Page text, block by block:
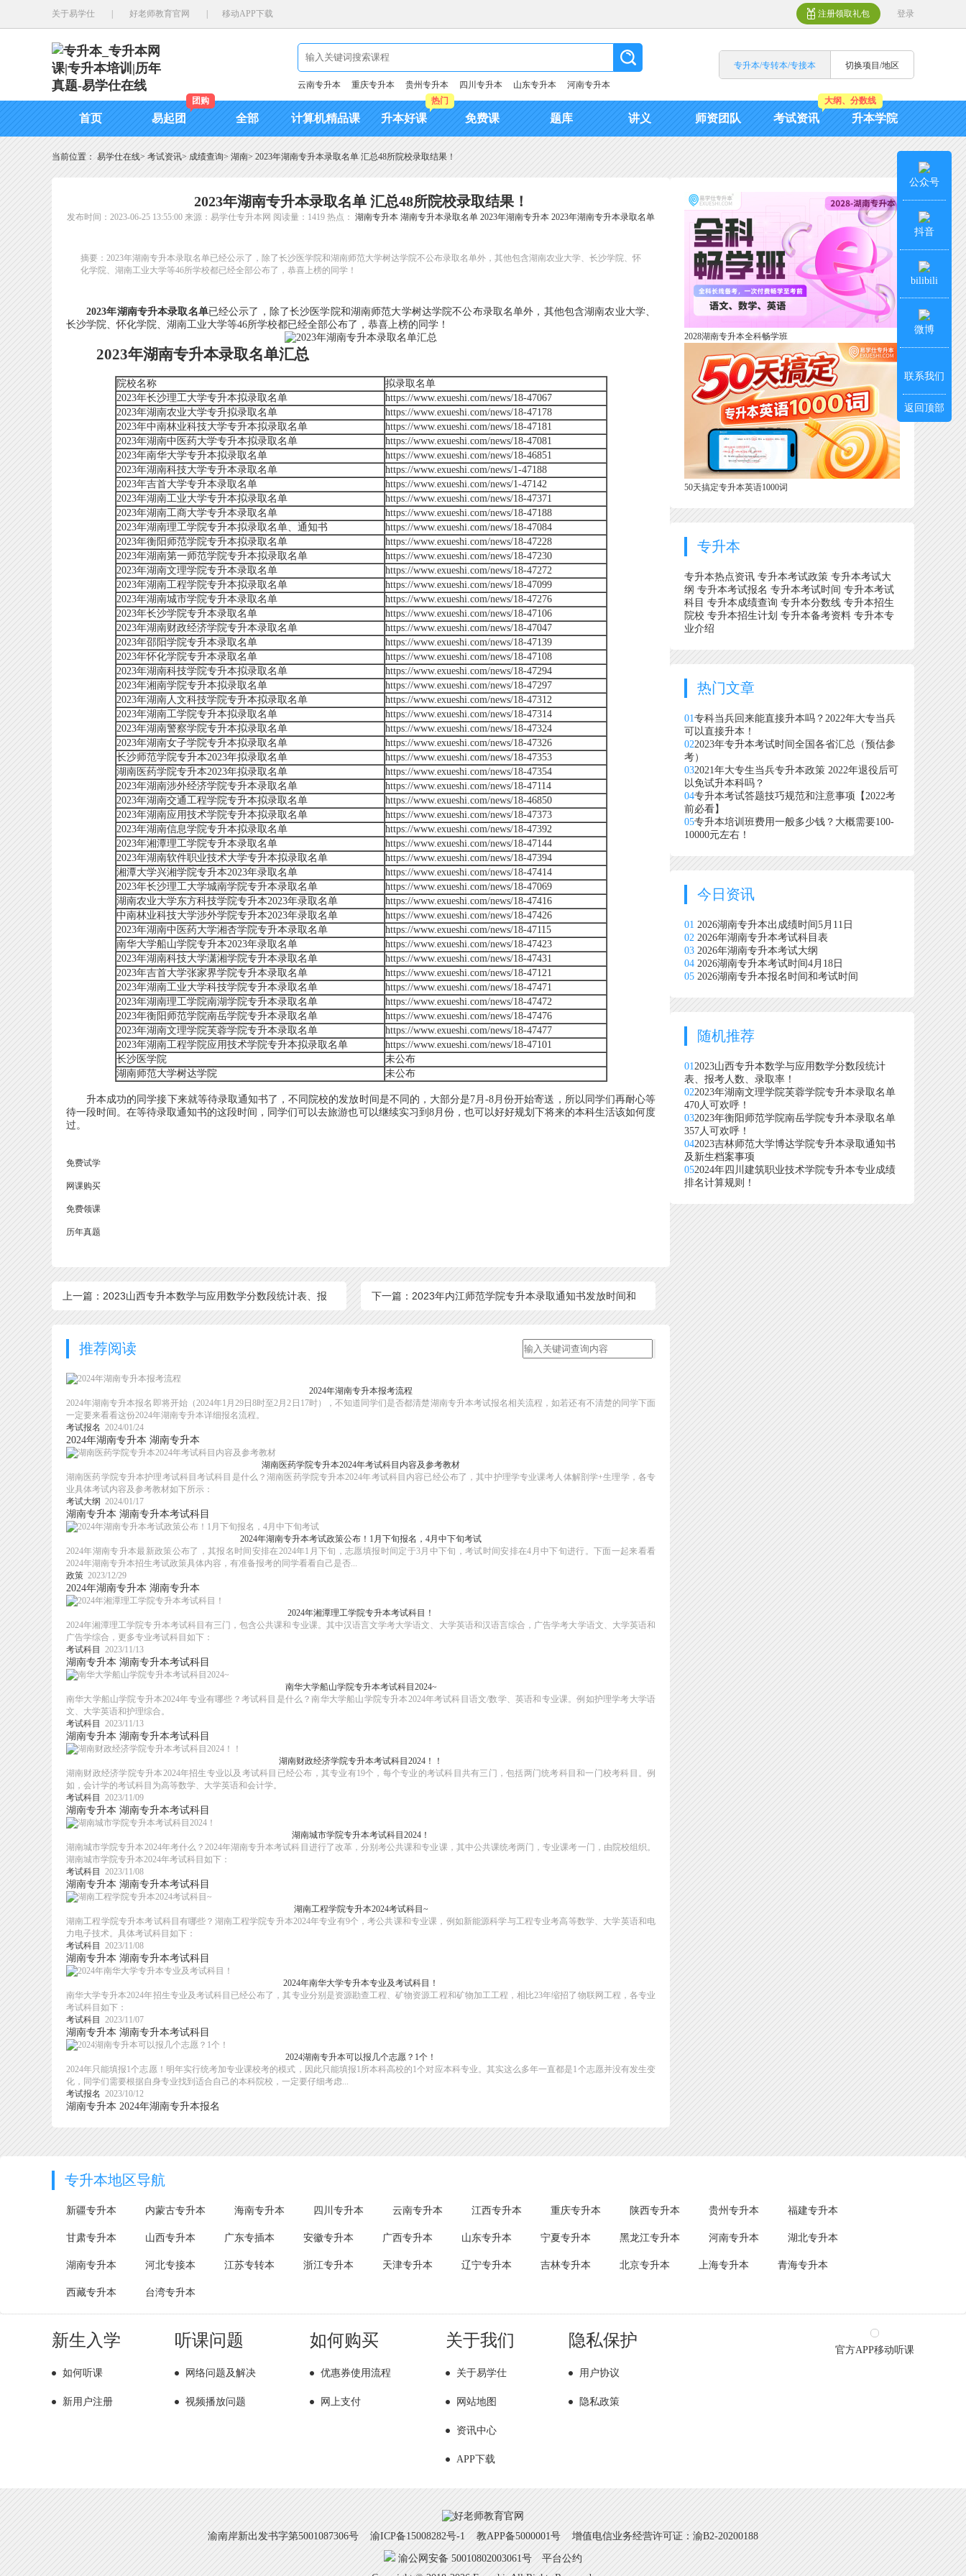
关于易学仕 好老师教育官网 移动APP下载 注册领取礼包 登录
云南专升本 重庆专升本 贵州专升本 四川专升本 山东专升本 河南专升本
专升本/专转本/专接本 切换项目/地区
首页 易起团
团购
全部 计算机精品课 升本好课
热门
免费课 题库 讲义 师资团队 考试资讯
大纲、分数线
升本学院
当前位置： 易学仕在线> 考试资讯> 成绩查询> 湖南> 2023年湖南专升本录取名单 汇总48所院校录取结果！
2023年湖南专升本录取名单 汇总48所院校录取结果！
发布时间：2023-06-25 13:55:00 来源：易学仕专升本网 阅读量：1419 热点： 湖南专升本 湖南专升本录取名单 2023年湖南专升本 2023年湖南专升本录取名单
摘要：2023年湖南专升本录取名单已经公示了，除了长沙医学院和湖南师范大学树达学院不公布录取名单外，其他包含湖南农业大学、长沙学院、怀
化学院、湖南工业大学等46所学校都已经全部公布了，恭喜上榜的同学！
2023年湖南专升本录取名单已经公示了，除了长沙医学院和湖南师范大学树达学院不公布录取名单外，其他包含湖南农业大学、
长沙学院、怀化学院、湖南工业大学等46所学校都已经全部公布了，恭喜上榜的同学！
2023年湖南专升本录取名单汇总
院校名称
拟录取名单
2023年长沙理工大学专升本拟录取名单
https://www.exueshi.com/news/18-47067
2023年湖南农业大学专升拟录取名单
https://www.exueshi.com/news/18-47178
2023年中南林业科技大学专升本拟录取名单
https://www.exueshi.com/news/18-47181
2023年湖南中医药大学专升本拟录取名单
https://www.exueshi.com/news/18-47081
2023年南华大学专升本拟录取名单
https://www.exueshi.com/news/18-46851
2023年湖南科技大学专升本录取名单
https://www.exueshi.com/news/1-47188
2023年吉首大学专升本录取名单
https://www.exueshi.com/news/1-47142
2023年湖南工业大学专升本拟录取名单
https://www.exueshi.com/news/18-47371
2023年湖南工商大学专升本录取名单
https://www.exueshi.com/news/18-47188
2023年湖南理工学院专升本拟录取名单、通知书
https://www.exueshi.com/news/18-47084
2023年衡阳师范学院专升本拟录取名单
https://www.exueshi.com/news/18-47228
2023年湖南第一师范学院专升本拟录取名单
https://www.exueshi.com/news/18-47230
2023年湖南文理学院专升本录取名单
https://www.exueshi.com/news/18-47272
2023年湖南工程学院专升本拟录取名单
https://www.exueshi.com/news/18-47099
2023年湖南城市学院专升本录取名单
https://www.exueshi.com/news/18-47276
2023年长沙学院专升本录取名单
https://www.exueshi.com/news/18-47106
2023年湖南财政经济学院专升本录取名单
https://www.exueshi.com/news/18-47047
2023年邵阳学院专升本录取名单
https://www.exueshi.com/news/18-47139
2023年怀化学院专升本录取名单
https://www.exueshi.com/news/18-47108
2023年湖南科技学院专升本拟录取名单
https://www.exueshi.com/news/18-47294
2023年湘南学院专升本拟录取名单
https://www.exueshi.com/news/18-47297
2023年湖南人文科技学院专升本拟录取名单
https://www.exueshi.com/news/18-47312
2023年湖南工学院专升本拟录取名单
https://www.exueshi.com/news/18-47314
2023年湖南警察学院专升本拟录取名单
https://www.exueshi.com/news/18-47324
2023年湖南女子学院专升本拟录取名单
https://www.exueshi.com/news/18-47326
长沙师范学院专升本2023年拟录取名单
https://www.exueshi.com/news/18-47353
湖南医药学院专升本2023年拟录取名单
https://www.exueshi.com/news/18-47354
2023年湖南涉外经济学院专升本录取名单
https://www.exueshi.com/news/18-47114
2023年湖南交通工程学院专升本拟录取名单
https://www.exueshi.com/news/18-46850
2023年湖南应用技术学院专升本拟录取名单
https://www.exueshi.com/news/18-47373
2023年湖南信息学院专升本拟录取名单
https://www.exueshi.com/news/18-47392
2023年湘潭理工学院专升本录取名单
https://www.exueshi.com/news/18-47144
2023年湖南软件职业技术大学专升本拟录取名单
https://www.exueshi.com/news/18-47394
湘潭大学兴湘学院专升本2023年录取名单
https://www.exueshi.com/news/18-47414
2023年长沙理工大学城南学院专升本录取名单
https://www.exueshi.com/news/18-47069
湖南农业大学东方科技学院专升本2023年录取名单
https://www.exueshi.com/news/18-47416
中南林业科技大学涉外学院专升本2023年录取名单
https://www.exueshi.com/news/18-47426
2023年湖南中医药大学湘杏学院专升本录取名单
https://www.exueshi.com/news/18-47115
南华大学船山学院专升本2023年录取名单
https://www.exueshi.com/news/18-47423
2023年湖南科技大学潇湘学院专升本录取名单
https://www.exueshi.com/news/18-47431
2023年吉首大学张家界学院专升本录取名单
https://www.exueshi.com/news/18-47121
2023年湖南工业大学科技学院专升本录取名单
https://www.exueshi.com/news/18-47471
2023年湖南理工学院南湖学院专升本录取名单
https://www.exueshi.com/news/18-47472
2023年衡阳师范学院南岳学院专升本录取名单
https://www.exueshi.com/news/18-47476
2023年湖南文理学院芙蓉学院专升本录取名单
https://www.exueshi.com/news/18-47477
2023年湖南工程学院应用技术学院专升本拟录取名单
https://www.exueshi.com/news/18-47101
长沙医学院
未公布
湖南师范大学树达学院
未公布
升本成功的同学接下来就等待录取通知书了，不同院校的发放时间是不同的，大部分是7月-8月份开始寄送，所以同学们再耐心等
待一段时间。在等待录取通知书的这段时间，同学们可以去旅游也可以继续实习到8月份，也可以好好规划下将来的本科生活该如何度
过。
免费试学
网课购买
免费领课
历年真题
上一篇：2023山西专升本数学与应用数学分数段统计表、报
考人数、录取率！
下一篇：2023年内江师范学院专升本录取通知书发放时间和
报到时间
推荐阅读
2024年湖南专升本报考流程
2024年湖南专升本报名即将开始（2024年1月29日8时至2月2日17时），不知道同学们是否都清楚湖南专升本考试报名相关流程，如若还有不清楚的同学下面
一定要来看看这份2024年湖南专升本详细报名流程。
考试报名 2024/01/24
2024年湖南专升本 湖南专升本
湖南医药学院专升本2024年考试科目内容及参考教材
湖南医药学院专升本护理考试科目考试科目是什么？湖南医药学院专升本2024年考试科目内容已经公布了，其中护理学专业课考人体解剖学+生理学，各专
业具体考试内容及参考教材如下所示：
考试大纲 2024/01/17
湖南专升本 湖南专升本考试科目
2024年湖南专升本考试政策公布！1月下旬报名，4月中下旬考试
2024年湖南专升本最新政策公布了，其报名时间安排在2024年1月下旬，志愿填报时间定于3月中下旬，考试时间安排在4月中下旬进行。下面一起来看看
2024年湖南专升本招生考试政策具体内容，有准备报考的同学看看自己是否...
政策 2023/12/29
2024年湖南专升本 湖南专升本
2024年湘潭理工学院专升本考试科目！
2024年湘潭理工学院专升本考试科目有三门，包含公共课和专业课。其中汉语言文学考大学语文、大学英语和汉语言综合，广告学考大学语文、大学英语和
广告学综合，更多专业考试科目如下：
考试科目
2023/11/13
湖南专升本 湖南专升本考试科目
南华大学船山学院专升本考试科目2024~
南华大学船山学院专升本2024年专业有哪些？考试科目是什么？南华大学船山学院专升本2024年考试科目语文/数学、英语和专业课。例如护理学考大学语
文、大学英语和护理综合。
考试科目
2023/11/13
湖南专升本 湖南专升本考试科目
湖南财政经济学院专升本考试科目2024！！
湖南财政经济学院专升本2024年招生专业以及考试科目已经公布，其专业有19个，每个专业的考试科目共有三门，包括两门统考科目和一门校考科目。例
如，会计学的考试科目为高等数学、大学英语和会计学。
考试科目
2023/11/09
湖南专升本 湖南专升本考试科目
湖南城市学院专升本考试科目2024！
湖南城市学院专升本2024年考什么？2024年湖南专升本考试科目进行了改革，分别考公共课和专业课，其中公共课统考两门，专业课考一门，由院校组织。
湖南城市学院专升本2024年考试科目如下：
考试科目
2023/11/08
湖南专升本 湖南专升本考试科目
湖南工程学院专升本2024考试科目~
湖南工程学院专升本考试科目有哪些？湖南工程学院专升本2024年专业有9个，考公共课和专业课，例如新能源科学与工程专业考高等数学、大学英语和电
力电子技术。具体考试科目如下：
考试科目
2023/11/08
湖南专升本 湖南专升本考试科目
2024年南华大学专升本专业及考试科目！
南华大学专升本2024年招生专业及考试科目已经公布了，其专业分别是资源勘查工程、矿物资源工程和矿物加工工程，相比23年缩招了物联网工程，各专业
考试科目如下：
考试科目
2023/11/07
湖南专升本 湖南专升本考试科目
2024湖南专升本可以报几个志愿？1个！
2024年只能填报1个志愿！明年实行统考加专业课校考的模式，因此只能填报1所本科高校的1个对应本科专业。其实这么多年一直都是1个志愿并没有发生变
化，同学们需要根据自身专业找到适合自己的本科院校，一定要仔细考虑...
考试报名 2023/10/12
湖南专升本 2024年湖南专升本报名
2028湖南专升本全科畅学班
50天搞定专升本英语1000词
专升本
专升本热点资讯 专升本考试政策 专升本考试大
纲 专升本考试报名 专升本考试时间 专升本考试
科目 专升本成绩查询 专升本分数线 专升本招生
院校 专升本招生计划 专升本备考资料 专升本专
业介绍
热门文章
01专科当兵回来能直接升本吗？2022年大专当兵
可以直接升本！
022023年专升本考试时间全国各省汇总（预估参
考）
032021年大专生当兵专升本政策 2022年退役后可
以免试升本科吗？
04专升本考试答题技巧规范和注意事项【2022考
前必看】
05专升本培训班费用一般多少钱？大概需要100-
10000元左右！
今日资讯
01 2026湖南专升本出成绩时间5月11日
02 2026年湖南专升本考试科目表
03 2026年湖南专升本考试大纲
04 2026湖南专升本考试时间4月18日
05 2026湖南专升本报名时间和考试时间
随机推荐
012023山西专升本数学与应用数学分数段统计
表、报考人数、录取率！
022023年湖南文理学院芙蓉学院专升本录取名单
470人可欢呼！
032023年衡阳师范学院南岳学院专升本录取名单
357人可欢呼！
042023吉林师范大学博达学院专升本录取通知书
及新生档案事项
052024年四川建筑职业技术学院专升本专业成绩
排名计算规则！
专升本地区导航
新疆专升本 内蒙古专升本 海南专升本 四川专升本 云南专升本 江西专升本 重庆专升本 陕西专升本 贵州专升本 福建专升本
甘肃专升本 山西专升本 广东专插本 安徽专升本 广西专升本 山东专升本 宁夏专升本 黑龙江专升本 河南专升本 湖北专升本
湖南专升本 河北专接本 江苏专转本 浙江专升本 天津专升本 辽宁专升本 吉林专升本 北京专升本 上海专升本 青海专升本
西藏专升本 台湾专升本
新生入学
如何听课
新用户注册
听课问题
网络问题及解决
视频播放问题
如何购买
优惠券使用流程
网上支付
关于我们
关于易学仕
网站地图
资讯中心
APP下载
隐私保护
用户协议
隐私政策
官方APP移动听课
渝南岸新出发书字第5001087306号 渝ICP备15008282号-1 教APP备5000001号 增值电信业务经营许可证：渝B2-20200188
渝公网安备 50010802003061号
平台公约
公众号
抖音
bilibili
微博
联系我们
返回顶部